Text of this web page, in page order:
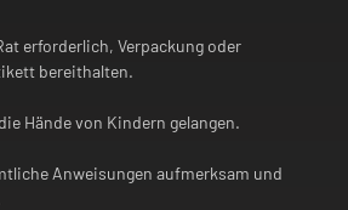
erforderlich, Verpackung oder
bereithalten.
Hände von Kindern gelangen.
Anweisungen aufmerksam und